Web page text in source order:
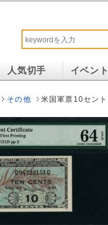
人気切手 イベン
その他 米国軍票10セン